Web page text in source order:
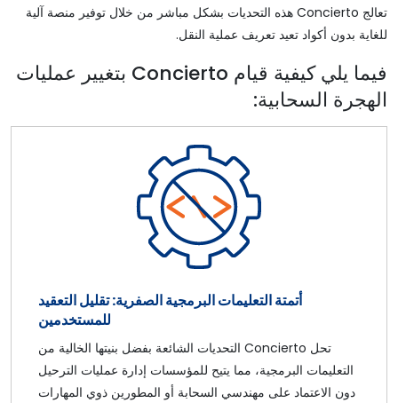
تعالج Concierto هذه التحديات بشكل مباشر من خلال توفير منصة آلية
للغاية بدون أكواد تعيد تعريف عملية النقل.
فيما يلي كيفية قيام Concierto بتغيير عمليات
الهجرة السحابية:
أتمتة التعليمات البرمجية الصفرية: تقليل التعقيد
للمستخدمين
تحل Concierto التحديات الشائعة بفضل بنيتها الخالية من
التعليمات البرمجية، مما يتيح للمؤسسات إدارة عمليات الترحيل
دون الاعتماد على مهندسي السحابة أو المطورين ذوي المهارات